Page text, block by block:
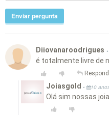
Enviar pergunta
Diiovanaroodrigues •
é totalmente livre de
Joiasgold • 10
Olá sim nossas